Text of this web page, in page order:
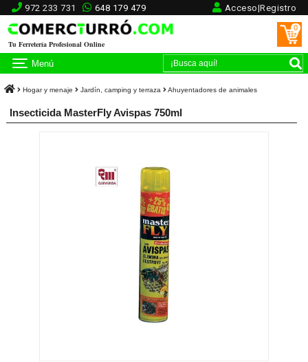
972 233 731 648 179 479 Acceso|Registro
Tu Ferretería Profesional Online
0
Menú
Hogar y menaje Jardín, camping y terraza Ahuyentadores de animales
Insecticida MasterFly Avispas 750ml